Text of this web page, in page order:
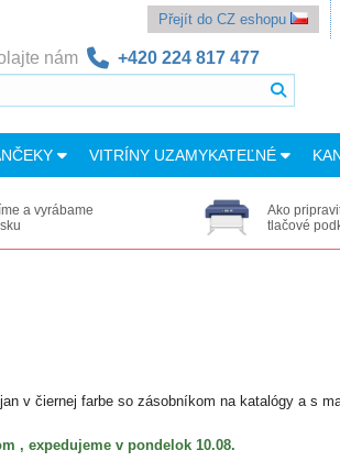
Přejít do CZ eshopu
nám +420 224 817 477
VITRÍNY UZAMYKATEĽNÉ
a vyrábame
Ako
tlačové
v čiernej farbe so zásobníkom na katalógy a s
, expedujeme v pondelok 10.08.